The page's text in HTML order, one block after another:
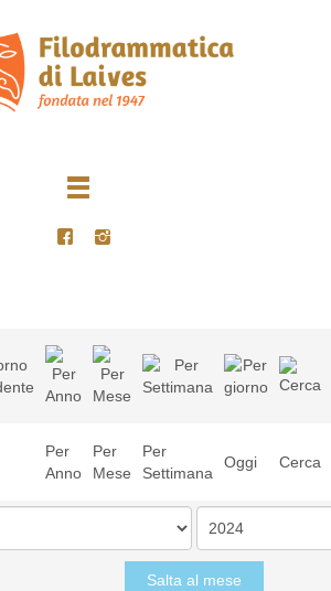
Per
Anno
Per
Mese
Per
Settimana
Oggi Cerca
Salta al mese